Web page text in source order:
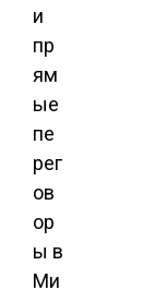
и
пр
ям
ые
пе
рег
ов
ор
ы в
Ми